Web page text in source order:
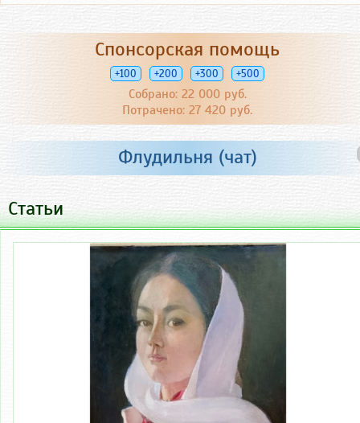
Спонсорская помощь
+100 +200 +300 +500
Собрано: 22 000 руб.
Потрачено: 27 420 руб.
Флудильня (чат)
Статьи